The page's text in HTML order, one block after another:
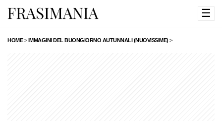
☰
HOME>IMMAGINI DEL BUONGIORNO AUTUNNALI (NUOVISSIME) >